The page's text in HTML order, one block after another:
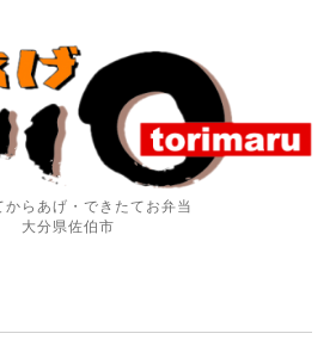
からあげ・できたてお弁当
大分県佐伯市